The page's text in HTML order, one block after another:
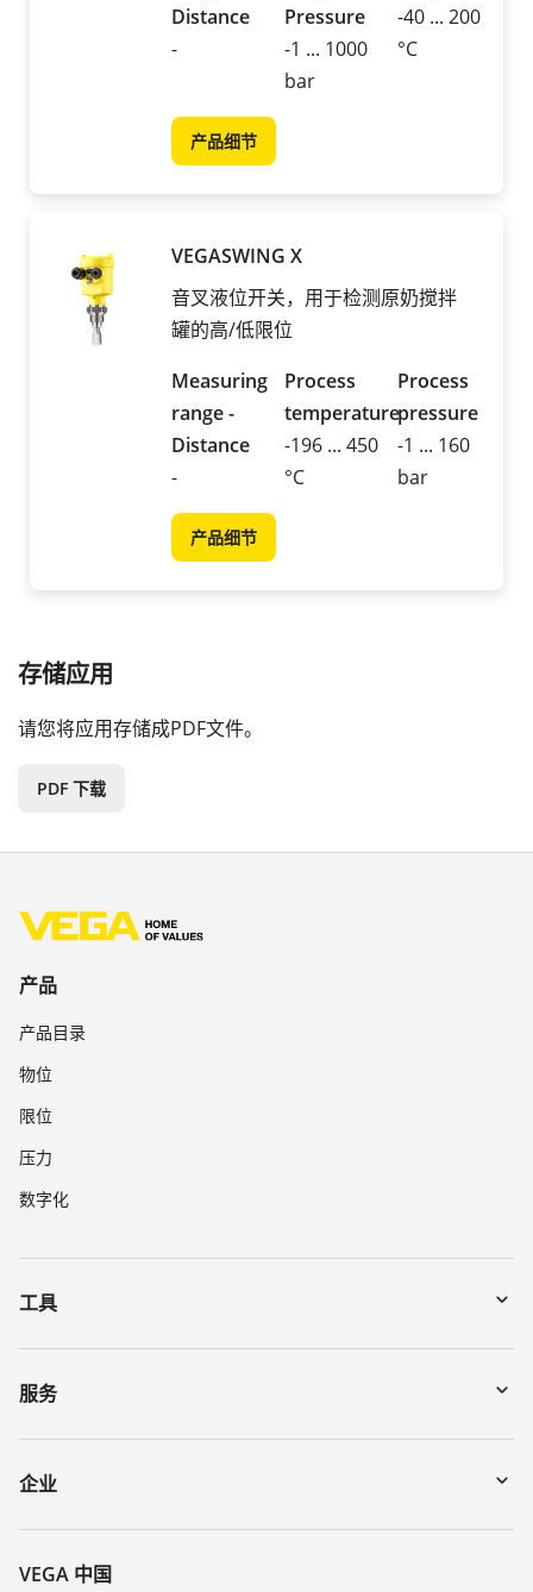
Distance
-
Pressure
-1 ... 1000
bar
-40 ... 200
°C
产品细节
VEGASWING X
音叉液位开关，用于检测原奶搅拌
罐的高/低限位
Measuring
range -
Distance
-
Process
temperature
-196 ... 450
°C
Process
pressure
-1 ... 160
bar
产品细节
存储应用
请您将应用存储成PDF文件。
PDF 下载
产品
产品目录
物位
限位
压力
数字化
工具
下载
通过序列号搜索仪表
DTM Collection/PACTware
服务
寄回仪表
讲座
化学稳定性列表
企业
关于 VEGA
联系我们
VEGA 中国